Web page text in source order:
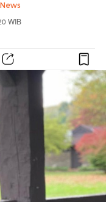
WIB